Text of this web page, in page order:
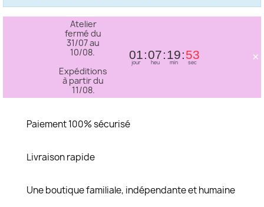
Atelier
fermé du
31/07 au
10/08.
Expéditions
à partir du
11/08.
01
jour
07
heu
19
min
53
sec ×
Paiement 100% sécurisé
Livraison rapide
Une boutique familiale, indépendante et humaine